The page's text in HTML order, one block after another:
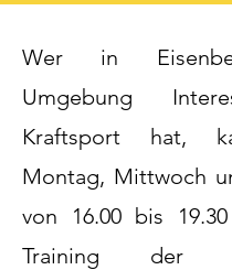
Wer in
Umgebung
Kraftsport hat,
Montag, Mittwoch
von 16.00 bis
Training der